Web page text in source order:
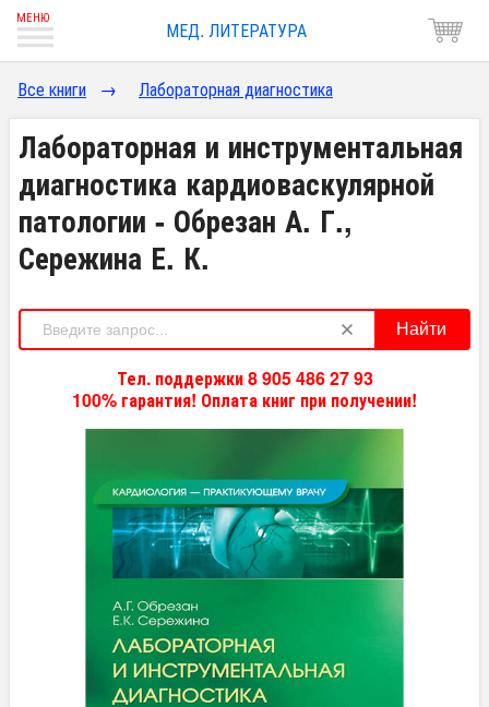
МЕД. ЛИТЕРАТУРА
Все книги → Лабораторная диагностика
Лабораторная и инструментальная
диагностика кардиоваскулярной
патологии - Обрезан А. Г.,
Сережина Е. К.
Найти
Тел. поддержки 8 905 486 27 93
100% гарантия! Оплата книг при получении!